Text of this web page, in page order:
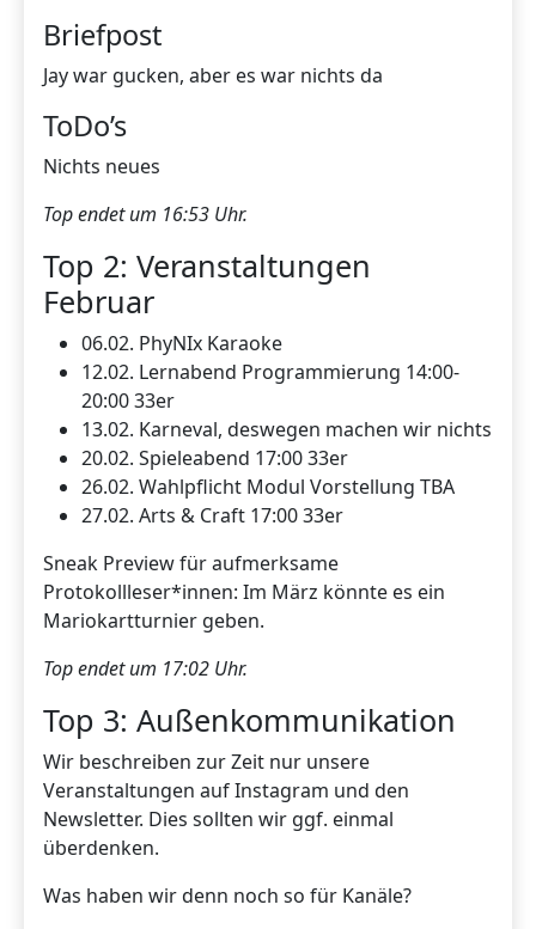
Briefpost
Jay war gucken, aber es war nichts da
ToDo’s
Nichts neues
Top endet um 16:53 Uhr.
Top 2: Veranstaltungen
Februar
06.02. PhyNIx Karaoke
12.02. Lernabend Programmierung 14:00-
20:00 33er
13.02. Karneval, deswegen machen wir nichts
20.02. Spieleabend 17:00 33er
26.02. Wahlpflicht Modul Vorstellung TBA
27.02. Arts & Craft 17:00 33er
Sneak Preview für aufmerksame
Protokollleser*innen: Im März könnte es ein
Mariokartturnier geben.
Top endet um 17:02 Uhr.
Top 3: Außenkommunikation
Wir beschreiben zur Zeit nur unsere
Veranstaltungen auf Instagram und den
Newsletter. Dies sollten wir ggf. einmal
überdenken.
Was haben wir denn noch so für Kanäle?